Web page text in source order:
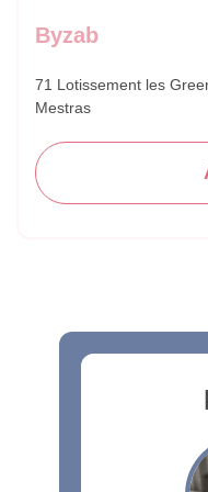
Byzab
71 Lotissement les
Mestras